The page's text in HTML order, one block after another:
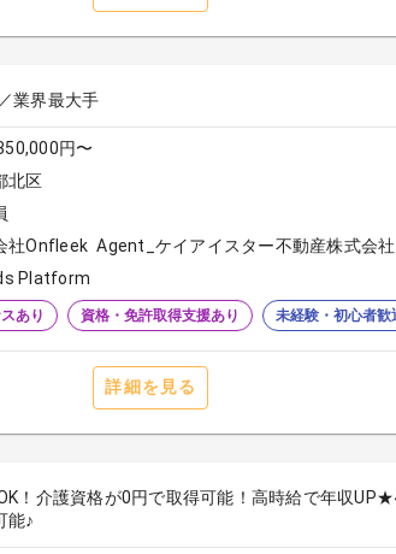
業界最大手
円〜
北区
社Onfleek Agent_ケイアイスター不動産株式会社
Platform
あり 資格・免許取得支援あり 未経験・初心者歓
詳細を見る
OK！介護資格が0円で取得可能！高時給で年収
能♪